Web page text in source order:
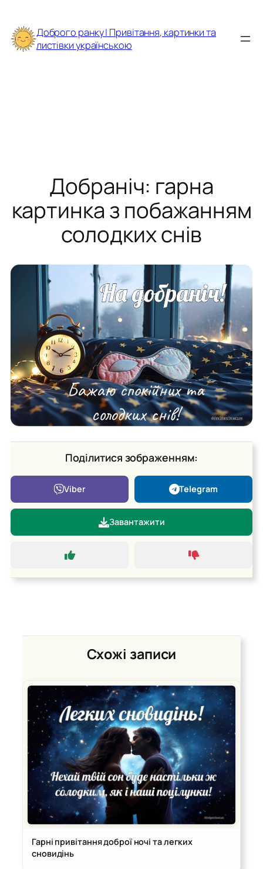
до
вмісту
Доброго ранку | Привітання, картинки та
листівки українською
Добраніч: гарна
картинка з побажанням
солодких снів
Поділитися зображенням:
Viber Telegram
Завантажити
Схожі записи
Гарні привітання доброї ночі та легких
сновидінь